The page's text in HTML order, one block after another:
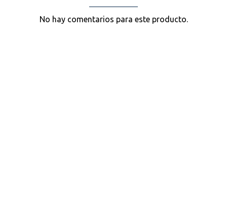
No hay comentarios para este producto.